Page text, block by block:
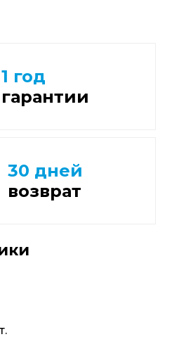
1 год
гарантии
30 дней
возврат